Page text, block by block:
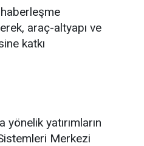
haberleşme
araç-altyapı ve
katkı
yönelik yatırımların
Merkezi